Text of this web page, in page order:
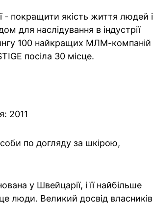
- покращити якість життя людей і
для наслідування в індустрії
100 найкращих МЛМ-компаній
посіла 30 місце.
2011
по догляду за шкірою,
у Швейцарії, і її найбільше
люди. Великий досвід власників